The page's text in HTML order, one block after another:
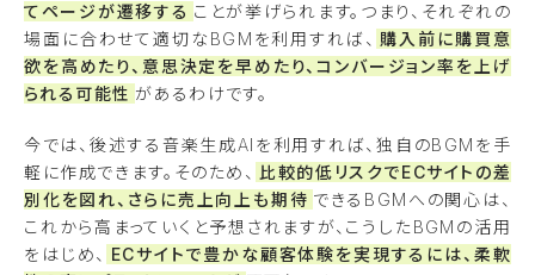
てページが遷移する ことが挙げられます。つまり、それぞれの
場面に合わせて適切なBGMを利用すれば、 購入前に購買意
欲を高めたり、意思決定を早めたり、コンバージョン率を上げ
られる可能性 があるわけです。
今では、後述する音楽生成AIを利用すれば、独自のBGMを手
軽に作成できます。そのため、 比較的低リスクでECサイトの差
別化を図れ、さらに売上向上も期待 できるBGMへの関心は、
これから高まっていくと予想されますが、こうしたBGMの活用
をはじめ、 ECサイトで豊かな顧客体験を実現するには、柔軟